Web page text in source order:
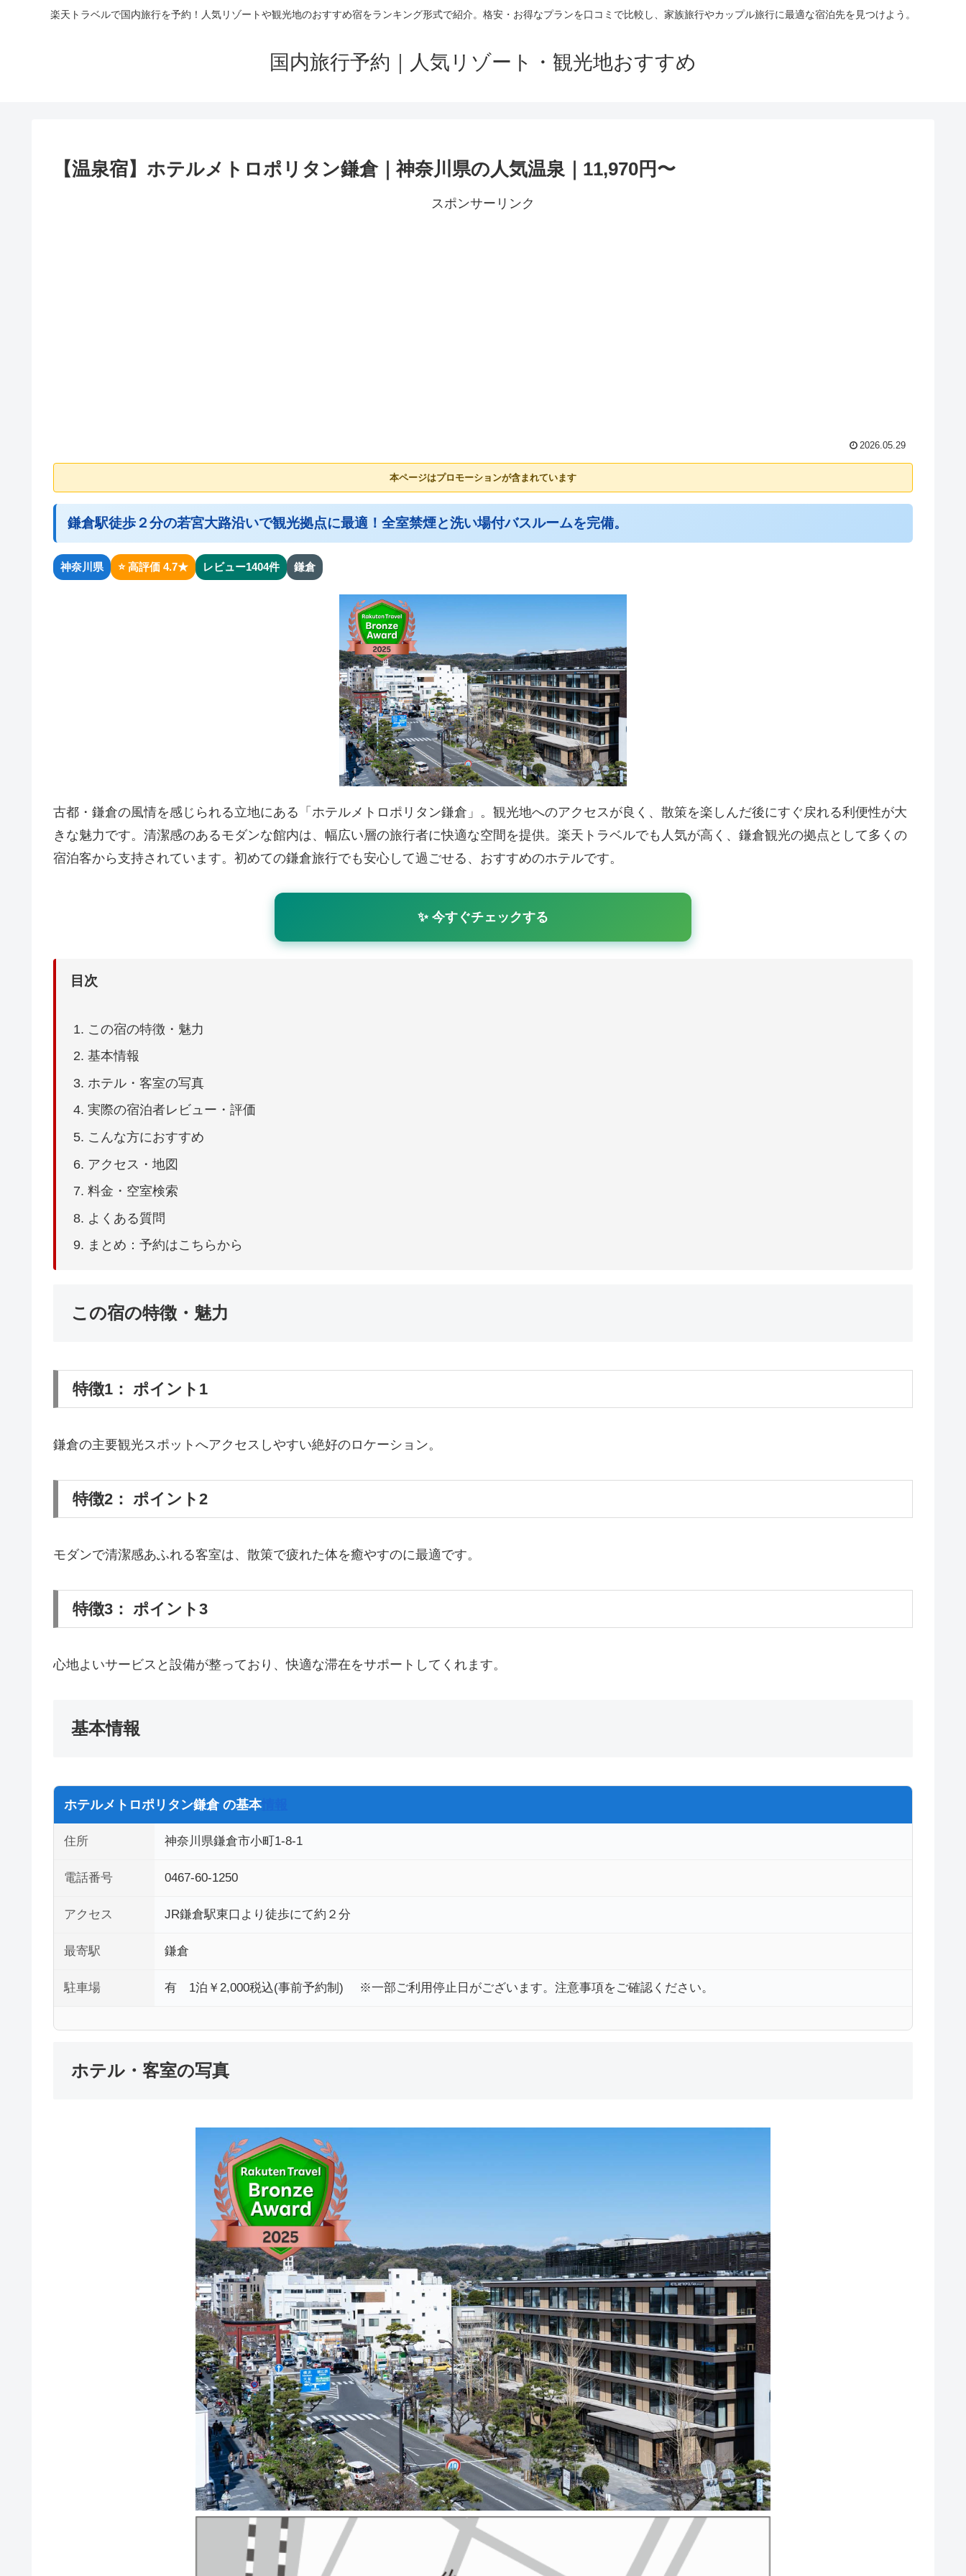
楽天トラベルで国内旅行を予約！人気リゾートや観光地のおすすめ宿をランキング形式で紹介。格安・お得なプランを口コミで比較し、家族旅行やカップル旅行に最適な宿泊先を見つけよう。
国内旅行予約｜人気リゾート・観光地おすすめ
【温泉宿】ホテルメトロポリタン鎌倉｜神奈川県の人気温泉｜11,970円〜
スポンサーリンク
2026.05.29
本ページはプロモーションが含まれています
鎌倉駅徒歩２分の若宮大路沿いで観光拠点に最適！全室禁煙と洗い場付バスルームを完備。
神奈川県 ⭐ 高評価 4.7★ レビュー1404件 鎌倉
古都・鎌倉の風情を感じられる立地にある「ホテルメトロポリタン鎌倉」。観光地へのアクセスが良く、散策を楽しんだ後にすぐ戻れる利便性が大
きな魅力です。清潔感のあるモダンな館内は、幅広い層の旅行者に快適な空間を提供。楽天トラベルでも人気が高く、鎌倉観光の拠点として多くの
宿泊客から支持されています。初めての鎌倉旅行でも安心して過ごせる、おすすめのホテルです。
✨ 今すぐチェックする
目次
この宿の特徴・魅力
基本情報
ホテル・客室の写真
実際の宿泊者レビュー・評価
こんな方におすすめ
アクセス・地図
料金・空室検索
よくある質問
まとめ：予約はこちらから
この宿の特徴・魅力
特徴1： ポイント1
鎌倉の主要観光スポットへアクセスしやすい絶好のロケーション。
特徴2： ポイント2
モダンで清潔感あふれる客室は、散策で疲れた体を癒やすのに最適です。
特徴3： ポイント3
心地よいサービスと設備が整っており、快適な滞在をサポートしてくれます。
基本情報
ホテルメトロポリタン鎌倉 の基本情報
住所 神奈川県鎌倉市小町1-8-1
電話番号 0467-60-1250
アクセス JR鎌倉駅東口より徒歩にて約２分
最寄駅 鎌倉
駐車場 有 1泊￥2,000税込(事前予約制) ※一部ご利用停止日がございます。注意事項をご確認ください。
ホテル・客室の写真